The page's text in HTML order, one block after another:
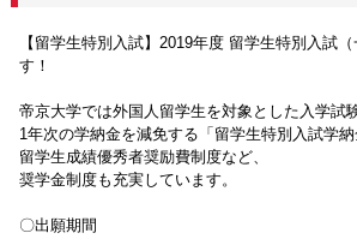
【留学生特別入試】2019年度 留学生特別入試
す！
帝京大学では外国人留学生を対象とした入学試
1年次の学納金を減免する「留学生特別入試学
留学生成績優秀者奨励費制度など、
奨学金制度も充実しています。
〇出願期間